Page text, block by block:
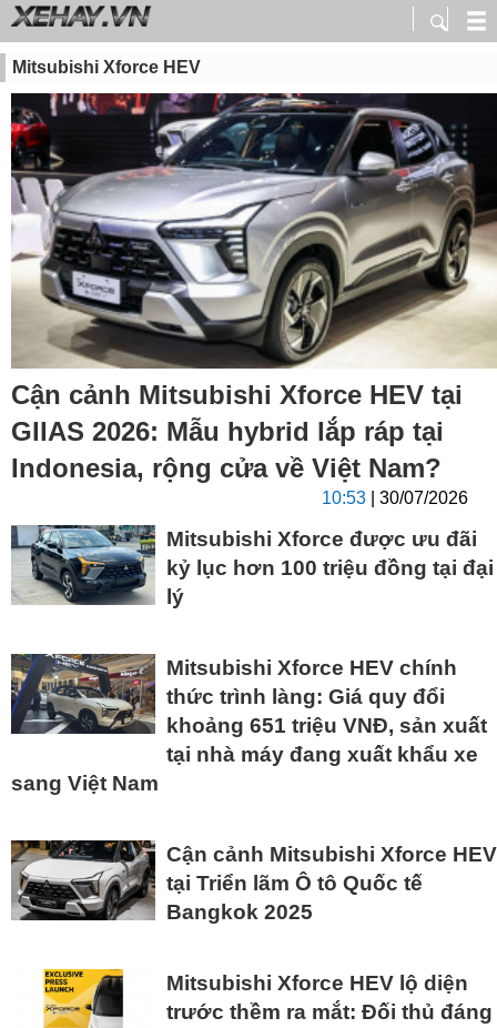
Mitsubishi Xforce HEV
Cận cảnh Mitsubishi Xforce HEV tại
GIIAS 2026: Mẫu hybrid lắp ráp tại
Indonesia, rộng cửa về Việt Nam?
10:53 | 30/07/2026
Mitsubishi Xforce được ưu đãi
kỷ lục hơn 100 triệu đồng tại đại
lý
Mitsubishi Xforce HEV chính
thức trình làng: Giá quy đổi
khoảng 651 triệu VNĐ, sản xuất
tại nhà máy đang xuất khẩu xe
sang Việt Nam
Cận cảnh Mitsubishi Xforce HEV
tại Triển lãm Ô tô Quốc tế
Bangkok 2025
Mitsubishi Xforce HEV lộ diện
trước thềm ra mắt: Đối thủ đáng